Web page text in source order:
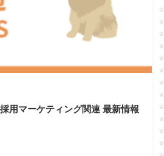
採用マーケティング関連 最新情報